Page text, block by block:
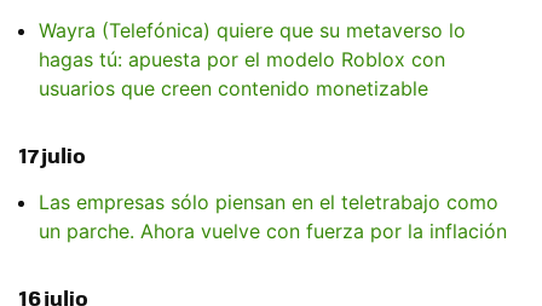
Wayra (Telefónica) quiere que su metaverso lo
hagas tú: apuesta por el modelo Roblox con
usuarios que creen contenido monetizable
17 julio
Las empresas sólo piensan en el teletrabajo como
un parche. Ahora vuelve con fuerza por la inflación
16 julio